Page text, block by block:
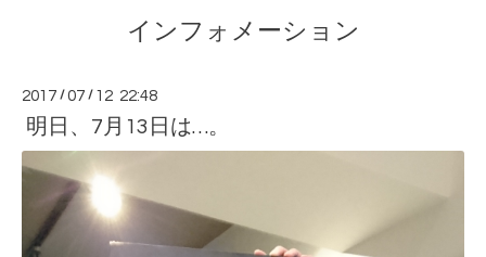
インフォメーション
2017 /07 / 12 22:48
明日、7月13日は…。